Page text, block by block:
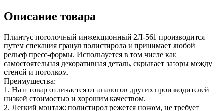
Описание товара
Плинтус потолочный инжекционный 2Л-561 производится
путем спекания гранул полистирола и принимает любой
рельеф пресс-формы. Используется в том числе как
самостоятельная декоративная деталь, скрывает зазоры между
стеной и потолком.
Преимущества:
1. Наш товар отличается от аналогов других производителей
низкой стоимостью и хорошим качеством.
2. Легкий монтаж: полистирол режется ножом, не требует